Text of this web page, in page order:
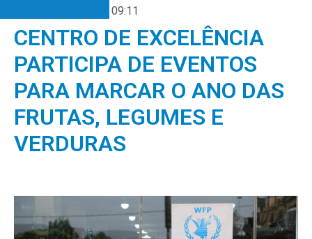
09:11
CENTRO DE EXCELÊNCIA
PARTICIPA DE EVENTOS
PARA MARCAR O ANO DAS
FRUTAS, LEGUMES E
VERDURAS